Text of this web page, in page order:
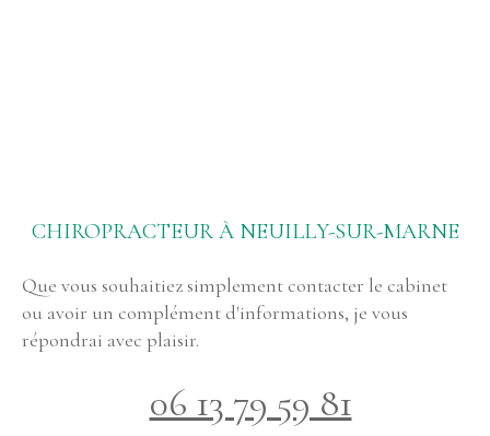
CHIROPRACTEUR À NEUILLY-SUR-MARNE
Que vous souhaitiez simplement contacter le cabinet
ou avoir un complément d'informations, je vous
répondrai avec plaisir.
06 13 79 59 81